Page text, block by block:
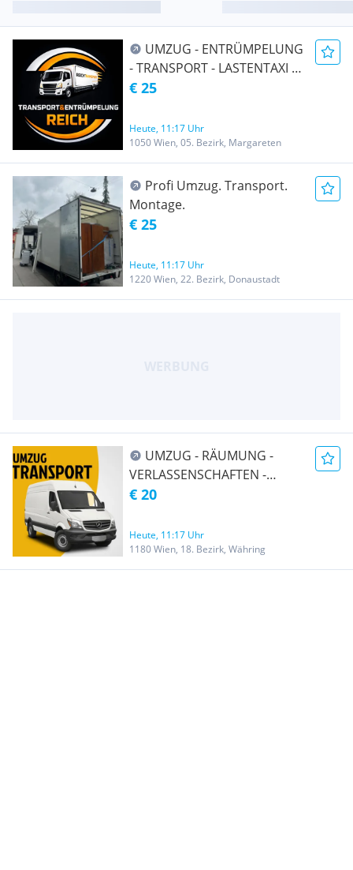
UMZUG - ENTRÜMPELUNG
- TRANSPORT - LASTENTAXI -
MÖBELTAXI
€ 25
Heute, 11:17 Uhr
1050 Wien, 05. Bezirk, Margareten
Profi Umzug. Transport.
Montage.
€ 25
Heute, 11:17 Uhr
1220 Wien, 22. Bezirk, Donaustadt
UMZUG - RÄUMUNG -
VERLASSENSCHAFTEN -
TRANSPORT -
ÜBERSIEDLUNG WIEN &
UMGEBUNG AUCH Ö-weit
und EU-weit
€ 20
Heute, 11:17 Uhr
1180 Wien, 18. Bezirk, Währing